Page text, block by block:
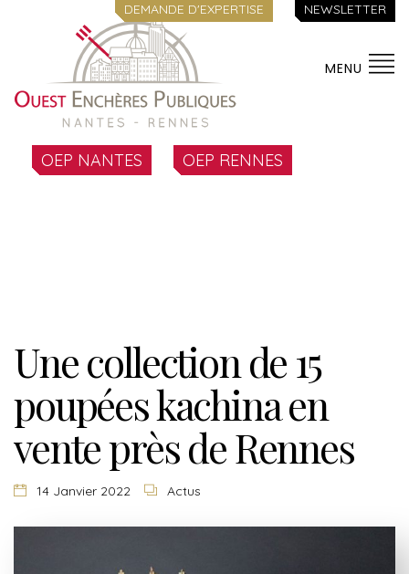
DEMANDE D'EXPERTISE NEWSLETTER
MENU
OEP NANTES OEP RENNES
Une collection de 15
poupées kachina en
vente près de Rennes
14 Janvier 2022 Actus